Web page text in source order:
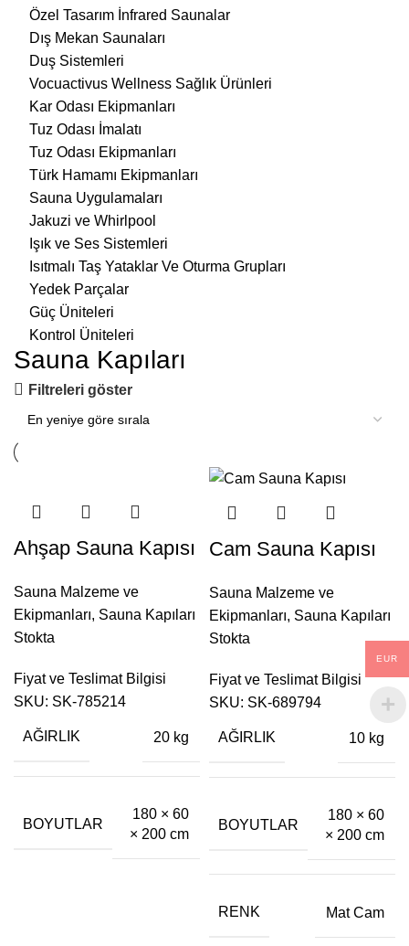
Özel Tasarım İnfrared Saunalar
Dış Mekan Saunaları
Duş Sistemleri
Vocuactivus Wellness Sağlık Ürünleri
Kar Odası Ekipmanları
Tuz Odası İmalatı
Tuz Odası Ekipmanları
Türk Hamamı Ekipmanları
Sauna Uygulamaları
Jakuzi ve Whirlpool
Işık ve Ses Sistemleri
Isıtmalı Taş Yataklar Ve Oturma Grupları
Yedek Parçalar
Güç Üniteleri
Kontrol Üniteleri
Sauna Kapıları
Filtreleri göster
Ahşap Sauna Kapısı
Sauna Malzeme ve
Ekipmanları, Sauna Kapıları
Stokta
Fiyat ve Teslimat Bilgisi
SKU: SK-785214
AĞIRLIK 20 kg
BOYUTLAR
180 × 60
× 200 cm
Cam Sauna Kapısı
Sauna Malzeme ve
Ekipmanları, Sauna Kapıları
Stokta
Fiyat ve Teslimat Bilgisi
SKU: SK-689794
AĞIRLIK 10 kg
BOYUTLAR
180 × 60
× 200 cm
RENK Mat Cam
EUR